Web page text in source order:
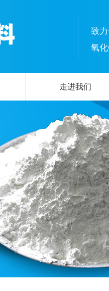
致
氧
走进我们